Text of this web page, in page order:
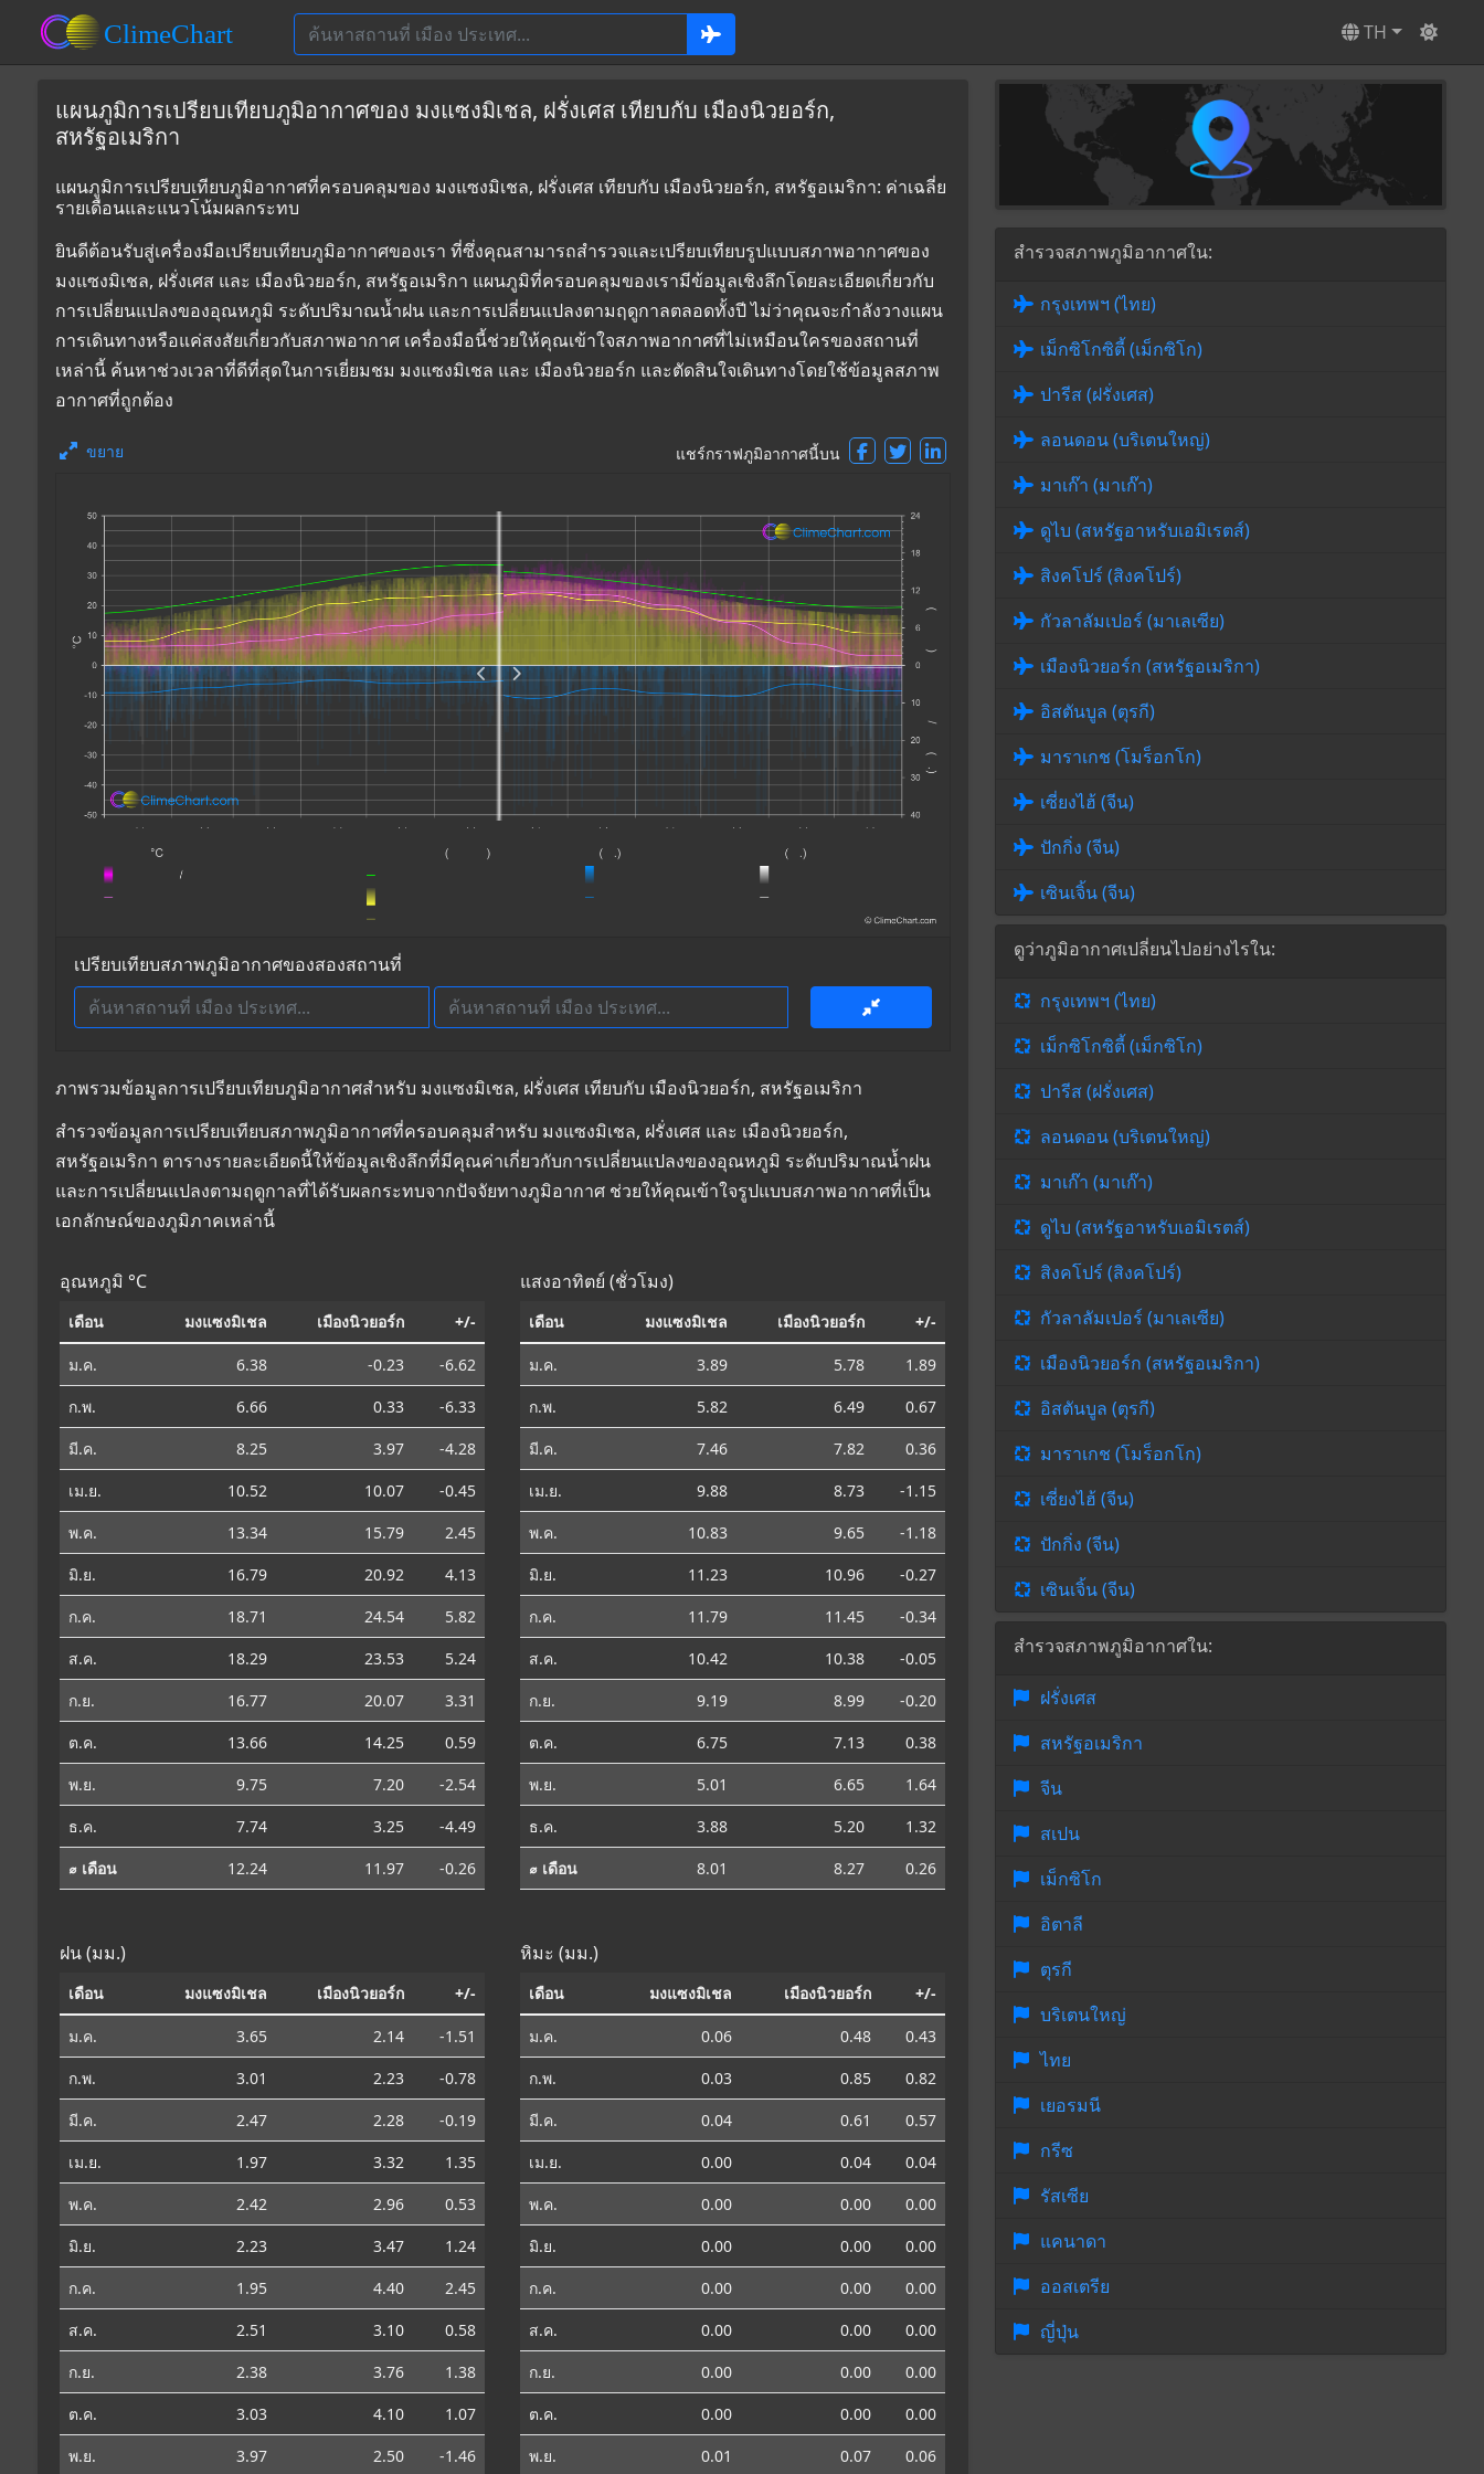
TH
แผนภูมิการเปรียบเทียบภูมิอากาศของ มงแซงมิเชล, ฝรั่งเศส เทียบกับ เมืองนิวยอร์ก,
สหรัฐอเมริกา
แผนภูมิการเปรียบเทียบภูมิอากาศที่ครอบคลุมของ มงแซงมิเชล, ฝรั่งเศส เทียบกับ เมืองนิวยอร์ก, สหรัฐอเมริกา: ค่าเฉลี่ย
รายเดือนและแนวโน้มผลกระทบ
ยินดีต้อนรับสู่เครื่องมือเปรียบเทียบภูมิอากาศของเรา ที่ซึ่งคุณสามารถสำรวจและเปรียบเทียบรูปแบบสภาพอากาศของ
มงแซงมิเชล, ฝรั่งเศส และ เมืองนิวยอร์ก, สหรัฐอเมริกา แผนภูมิที่ครอบคลุมของเรามีข้อมูลเชิงลึกโดยละเอียดเกี่ยวกับ
การเปลี่ยนแปลงของอุณหภูมิ ระดับปริมาณน้ำฝน และการเปลี่ยนแปลงตามฤดูกาลตลอดทั้งปี ไม่ว่าคุณจะกำลังวางแผน
การเดินทางหรือแค่สงสัยเกี่ยวกับสภาพอากาศ เครื่องมือนี้ช่วยให้คุณเข้าใจสภาพอากาศที่ไม่เหมือนใครของสถานที่
เหล่านี้ ค้นหาช่วงเวลาที่ดีที่สุดในการเยี่ยมชม มงแซงมิเชล และ เมืองนิวยอร์ก และตัดสินใจเดินทางโดยใช้ข้อมูลสภาพ
อากาศที่ถูกต้อง
ขยาย แชร์กราฟภูมิอากาศนี้บน
เปรียบเทียบสภาพภูมิอากาศของสองสถานที่
ภาพรวมข้อมูลการเปรียบเทียบภูมิอากาศสำหรับ มงแซงมิเชล, ฝรั่งเศส เทียบกับ เมืองนิวยอร์ก, สหรัฐอเมริกา
สำรวจข้อมูลการเปรียบเทียบสภาพภูมิอากาศที่ครอบคลุมสำหรับ มงแซงมิเชล, ฝรั่งเศส และ เมืองนิวยอร์ก,
สหรัฐอเมริกา ตารางรายละเอียดนี้ให้ข้อมูลเชิงลึกที่มีคุณค่าเกี่ยวกับการเปลี่ยนแปลงของอุณหภูมิ ระดับปริมาณน้ำฝน
และการเปลี่ยนแปลงตามฤดูกาลที่ได้รับผลกระทบจากปัจจัยทางภูมิอากาศ ช่วยให้คุณเข้าใจรูปแบบสภาพอากาศที่เป็น
เอกลักษณ์ของภูมิภาคเหล่านี้
อุณหภูมิ °C
เดือน มงแซงมิเชล เมืองนิวยอร์ก +/-
ม.ค. 6.38 -0.23
-6.62
ก.พ.
6.66 0.33
-6.33
มี.ค.
8.25 3.97
-4.28
เม.ย.
10.52 10.07
-0.45
พ.ค.
13.34 15.79
2.45
มิ.ย.
16.79 20.92
4.13
ก.ค.
18.71 24.54
5.82
ส.ค.
18.29 23.53
5.24
ก.ย.
16.77 20.07
3.31
ต.ค.
13.66 14.25
0.59
พ.ย.
9.75 7.20
-2.54
ธ.ค.
7.74 3.25
-4.49
⌀ เดือน
12.24 11.97 -0.26
แสงอาทิตย์ (ชั่วโมง)
เดือน มงแซงมิเชล เมืองนิวยอร์ก +/-
ม.ค. 3.89 5.78
1.89
ก.พ.
5.82 6.49
0.67
มี.ค.
7.46 7.82
0.36
เม.ย.
9.88 8.73
-1.15
พ.ค.
10.83 9.65
-1.18
มิ.ย.
11.23 10.96
-0.27
ก.ค.
11.79 11.45
-0.34
ส.ค.
10.42 10.38
-0.05
ก.ย.
9.19 8.99
-0.20
ต.ค.
6.75 7.13
0.38
พ.ย.
5.01 6.65
1.64
ธ.ค.
3.88 5.20
1.32
⌀ เดือน
8.01 8.27 0.26
ฝน (มม.)
เดือน มงแซงมิเชล เมืองนิวยอร์ก +/-
ม.ค. 3.65 2.14
-1.51
ก.พ.
3.01 2.23
-0.78
มี.ค.
2.47 2.28
-0.19
เม.ย.
1.97 3.32
1.35
พ.ค.
2.42 2.96
0.53
มิ.ย.
2.23 3.47
1.24
ก.ค.
1.95 4.40
2.45
ส.ค.
2.51 3.10
0.58
ก.ย.
2.38 3.76
1.38
ต.ค.
3.03 4.10
1.07
พ.ย.
3.97 2.50 -1.46
หิมะ (มม.)
เดือน มงแซงมิเชล เมืองนิวยอร์ก +/-
ม.ค. 0.06 0.48
0.43
ก.พ.
0.03 0.85
0.82
มี.ค.
0.04 0.61
0.57
เม.ย.
0.00 0.04
0.04
พ.ค.
0.00 0.00
0.00
มิ.ย.
0.00 0.00
0.00
ก.ค.
0.00 0.00
0.00
ส.ค.
0.00 0.00
0.00
ก.ย.
0.00 0.00
0.00
ต.ค.
0.00 0.00
0.00
พ.ย.
0.01 0.07 0.06
สำรวจสภาพภูมิอากาศใน:
กรุงเทพฯ (ไทย)
เม็กซิโกซิตี้ (เม็กซิโก)
ปารีส (ฝรั่งเศส)
ลอนดอน (บริเตนใหญ่)
มาเก๊า (มาเก๊า)
ดูไบ (สหรัฐอาหรับเอมิเรตส์)
สิงคโปร์ (สิงคโปร์)
กัวลาลัมเปอร์ (มาเลเซีย)
เมืองนิวยอร์ก (สหรัฐอเมริกา)
อิสตันบูล (ตุรกี)
มาราเกช (โมร็อกโก)
เซี่ยงไฮ้ (จีน)
ปักกิ่ง (จีน)
เซินเจิ้น (จีน)
ดูว่าภูมิอากาศเปลี่ยนไปอย่างไรใน:
กรุงเทพฯ (ไทย)
เม็กซิโกซิตี้ (เม็กซิโก)
ปารีส (ฝรั่งเศส)
ลอนดอน (บริเตนใหญ่)
มาเก๊า (มาเก๊า)
ดูไบ (สหรัฐอาหรับเอมิเรตส์)
สิงคโปร์ (สิงคโปร์)
กัวลาลัมเปอร์ (มาเลเซีย)
เมืองนิวยอร์ก (สหรัฐอเมริกา)
อิสตันบูล (ตุรกี)
มาราเกช (โมร็อกโก)
เซี่ยงไฮ้ (จีน)
ปักกิ่ง (จีน)
เซินเจิ้น (จีน)
สำรวจสภาพภูมิอากาศใน:
ฝรั่งเศส
สหรัฐอเมริกา
จีน
สเปน
เม็กซิโก
อิตาลี
ตุรกี
บริเตนใหญ่
ไทย
เยอรมนี
กรีซ
รัสเซีย
แคนาดา
ออสเตรีย
ญี่ปุ่น